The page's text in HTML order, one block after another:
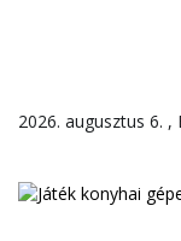
2026. augusztus 6.